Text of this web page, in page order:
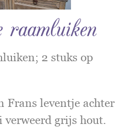
2 stuks op
Frans leventje achter
verweerd grijs hout.